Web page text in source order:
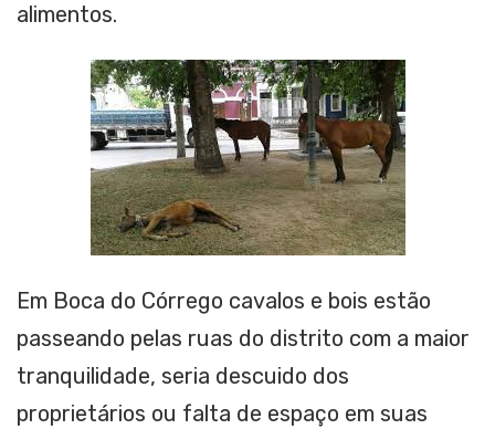
alimentos.
Em Boca do Córrego cavalos e bois estão
passeando pelas ruas do distrito com a maior
tranquilidade, seria descuido dos
proprietários ou falta de espaço em suas